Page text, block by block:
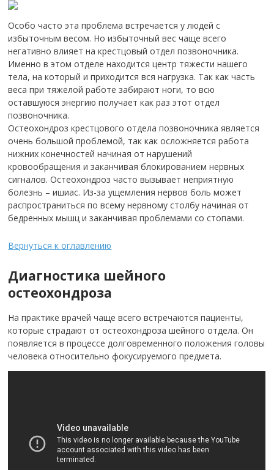
Особо часто эта проблема встречается у людей с
избыточным весом. Но избыточный вес чаще всего
негативно влияет на крестцовый отдел позвоночника.
Именно в этом отделе находится центр тяжести нашего
тела, на который и приходится вся нагрузка. Так как часть
веса при тяжелой работе забирают ноги, то всю
оставшуюся энергию получает как раз этот отдел
позвоночника.
Остеохондроз крестцового отдела позвоночника является
очень большой проблемой, так как осложняется работа
нижних конечностей начиная от нарушений
кровообращения и заканчивая блокированием нервных
сигналов. Остеохондроз часто вызывает неприятную
болезнь – ишиас. Из-за ущемления нервов боль может
распространиться по всему нервному столбу начиная от
бедренных мышц и заканчивая проблемами со стопами.
Вернуться к оглавлению
Диагностика шейного
остеохондроза
На практике врачей чаще всего встречаются пациенты,
которые страдают от остеохондроза шейного отдела. Он
появляется в процессе долговременного положения головы
человека относительно фокусируемого предмета.